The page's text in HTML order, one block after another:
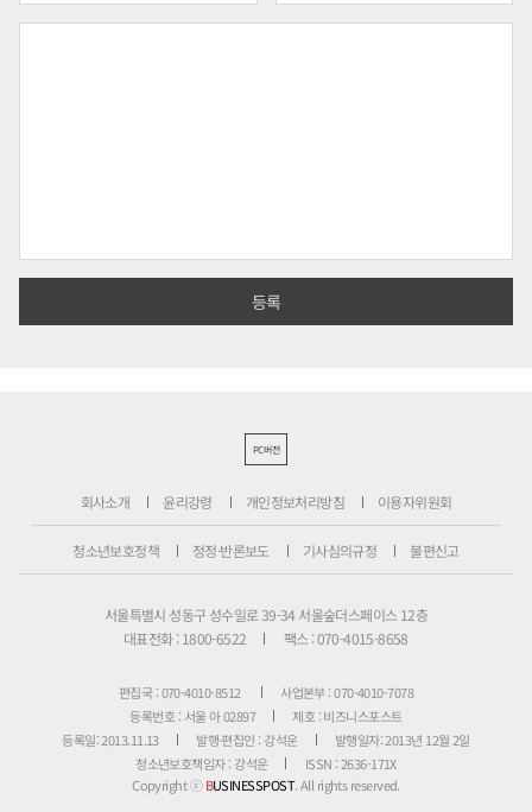
PC버전
회사소개 윤리강령 개인정보처리방침 이용자위원회
청소년보호정책 정정·반론보도 기사심의규정 불편신고
서울특별시 성동구 성수일로 39-34 서울숲더스페이스 12층
대표전화 : 1800-6522
팩스 : 070-4015-8658
편집국 : 070-4010-8512
사업본부 : 070-4010-7078
등록번호 : 서울 아 02897
제호 : 비즈니스포스트
등록일: 2013.11.13
발행·편집인 : 강석운
발행일자: 2013년 12월 2일
청소년보호책임자 : 강석운
ISSN : 2636-171X
Copyright ⓒBUSINESSPOST. All rights reserved.